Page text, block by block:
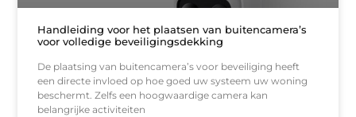
Handleiding voor het plaatsen van buitencamera’s
voor volledige beveiligingsdekking
De plaatsing van buitencamera’s voor beveiliging heeft
een directe invloed op hoe goed uw systeem uw woning
beschermt. Zelfs een hoogwaardige camera kan
belangrijke activiteiten